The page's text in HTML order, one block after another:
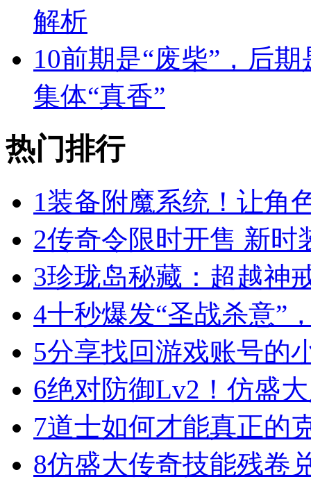
解析
10前期是“废柴”，后
集体“真香”
热门排行
1装备附魔系统！让角
2传奇令限时开售 新时
3珍珑岛秘藏：超越神
4十秒爆发“圣战杀意”
5分享找回游戏账号的
6绝对防御Lv2！仿盛
7道士如何才能真正的
8仿盛大传奇技能残卷